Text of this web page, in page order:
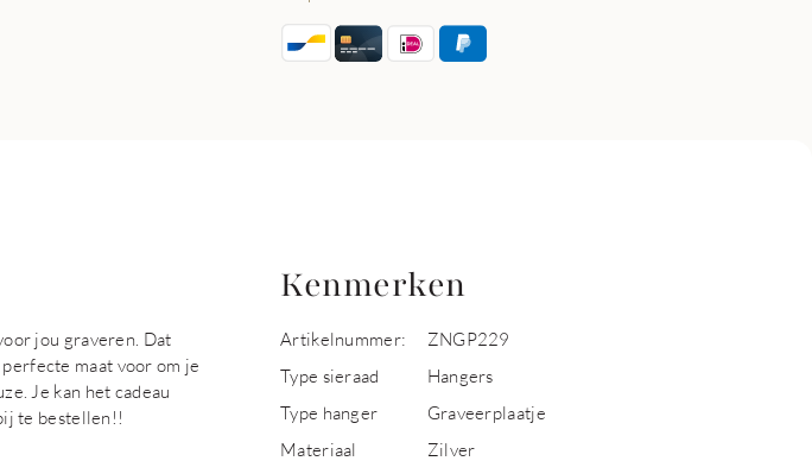
jou graveren. Dat
maat voor om je
Je kan het cadeau
te bestellen!!
Kenmerken
Artikelnummer:
ZNGP229
Type sieraad
Hangers
Type hanger
Graveerplaatje
Materiaal
Zilver